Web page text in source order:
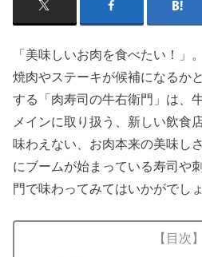
「美味しいお肉を食べたい！」
焼肉やステーキが候補になるか
する「肉寿司の牛右衛門」は、
メインに取り扱う、新しい飲食
味わえない、お肉本来の美味し
にブームが始まっている寿司や
門で味わってみてはいかがでしょ
【目次】